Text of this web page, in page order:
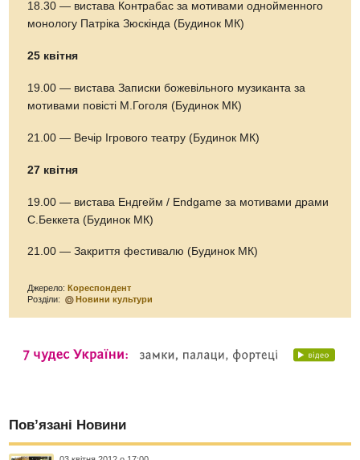
18.30 — вистава Контрабас за мотивами однойменного
монологу Патріка Зюскінда (Будинок МК)
25 квітня
19.00 — вистава Записки божевільного музиканта за
мотивами повісті М.Гоголя (Будинок МК)
21.00 — Вечір Ігрового театру (Будинок МК)
27 квітня
19.00 — вистава Ендгейм / Endgame за мотивами драми
С.Беккета (Будинок МК)
21.00 — Закриття фестивалю (Будинок МК)
Джерело: Кореспондент
Розділи:
Новини культури
Пов’язані Новини